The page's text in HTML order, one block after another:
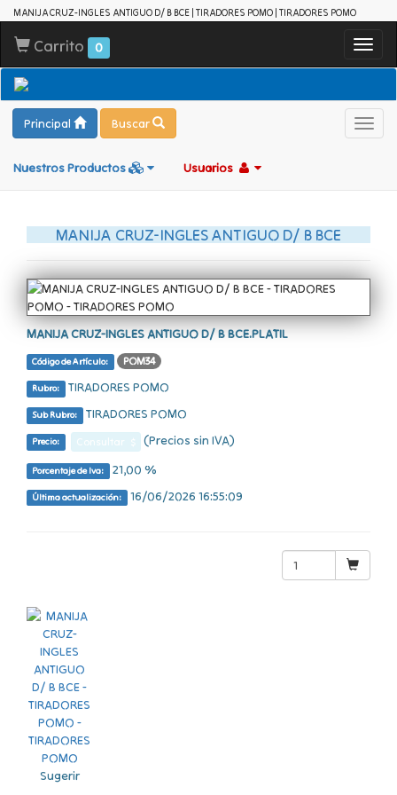
MANIJA CRUZ-INGLES ANTIGUO D/ B BCE | TIRADORES POMO | TIRADORES POMO
Carrito 0
Principal Buscar
Nuestros Productos Usuarios
MANIJA CRUZ-INGLES ANTIGUO D/ B BCE
MANIJA CRUZ-INGLES ANTIGUO D/ B BCE.PLATIL
Código de Artículo: POM34
Rubro: TIRADORES POMO
Sub Rubro: TIRADORES POMO
Precio: Consultar $ (Precios sin IVA)
Porcentaje de Iva: 21,00 %
Última actualización: 16/06/2026 16:55:09
Sugerir